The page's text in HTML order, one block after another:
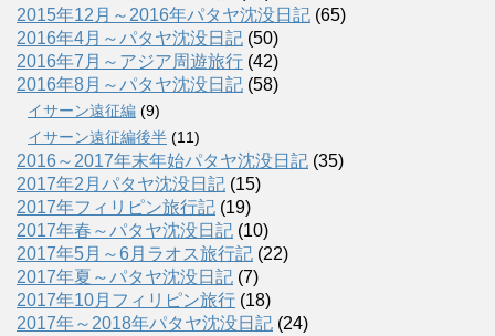
2015年12月～2016年パタヤ沈没日記 (65)
2016年4月～パタヤ沈没日記 (50)
2016年7月～アジア周遊旅行 (42)
2016年8月～パタヤ沈没日記 (58)
イサーン遠征編 (9)
イサーン遠征編後半 (11)
2016～2017年末年始パタヤ沈没日記 (35)
2017年2月パタヤ沈没日記 (15)
2017年フィリピン旅行記 (19)
2017年春～パタヤ沈没日記 (10)
2017年5月～6月ラオス旅行記 (22)
2017年夏～パタヤ沈没日記 (7)
2017年10月フィリピン旅行 (18)
2017年～2018年パタヤ沈没日記 (24)